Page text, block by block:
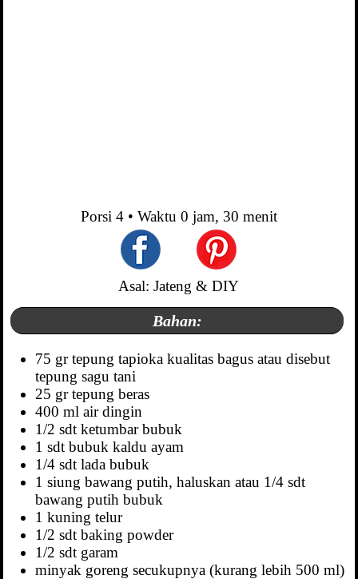
Porsi 4• Waktu 0 jam, 30 menit
Asal: Jateng & DIY
Bahan:
75 gr tepung tapioka kualitas bagus atau disebut
tepung sagu tani
25 gr tepung beras
400 ml air dingin
1/2 sdt ketumbar bubuk
1 sdt bubuk kaldu ayam
1/4 sdt lada bubuk
1 siung bawang putih, haluskan atau 1/4 sdt
bawang putih bubuk
1 kuning telur
1/2 sdt baking powder
1/2 sdt garam
minyak goreng secukupnya (kurang lebih 500 ml)